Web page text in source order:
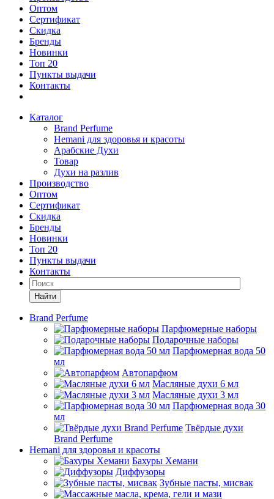
Оптом
Сертификат
Скидка
Бренды
Новинки
Топ 20
Пункты выдачи
Контакты
Каталог
Brand Perfume
Hemani для здоровья и красоты
Арабские Духи
Товар
Духи на разлив
Производство
Оптом
Сертификат
Скидка
Бренды
Новинки
Топ 20
Пункты выдачи
Контакты
Найти
Brand Perfume
Парфюмерные наборы
Подарочные наборы
Парфюмерная вода 50
мл
Автопарфюм
Масляные духи 6 мл
Масляные духи 3 мл
Парфюмерная вода 30
мл
Твёрдые духи
Brand Perfume
Hemani для здоровья и красоты
Бахуры Хемани
Диффузоры
Зубные пасты, мисвак